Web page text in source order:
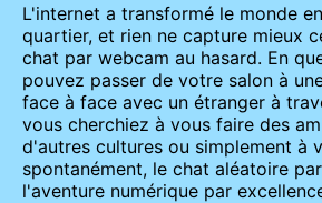
L'internet a transformé le monde
quartier, et rien ne capture mieux
chat par webcam au hasard. En
pouvez passer de votre salon à
face à face avec un étranger à
vous cherchiez à vous faire des
d'autres cultures ou simplement à
spontanément, le chat aléatoire
l'aventure numérique par